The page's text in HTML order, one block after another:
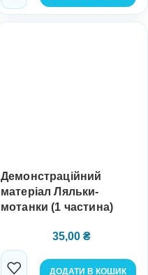
Демонстраційний
матеріал Ляльки-
мотанки (1 частина)
35,00 ₴
ДОДАТИ В КОШИК